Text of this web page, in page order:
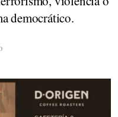
democrático.